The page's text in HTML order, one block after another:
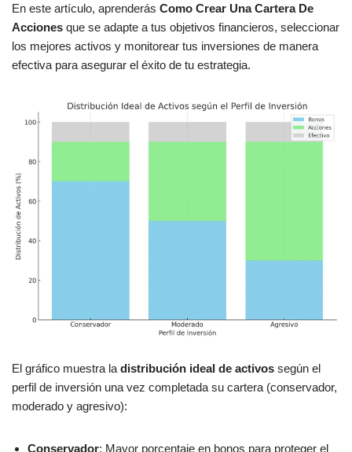
En este artículo, aprenderás Como Crear Una Cartera De
Acciones que se adapte a tus objetivos financieros, seleccionar
los mejores activos y monitorear tus inversiones de manera
efectiva para asegurar el éxito de tu estrategia.
El gráfico muestra la distribución ideal de activos según el
perfil de inversión una vez completada su cartera (conservador,
moderado y agresivo):
Conservador: Mayor porcentaje en bonos para proteger el